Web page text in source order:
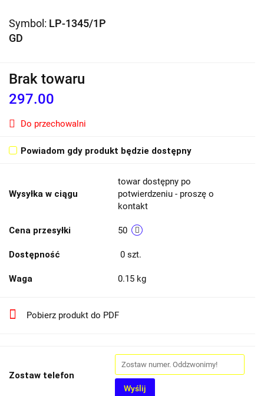
Symbol: LP-1345/1P
GD
Brak towaru
297.00
Do przechowalni
Powiadom gdy produkt będzie dostępny
Wysyłka w ciągu
towar dostępny po
potwierdzeniu - proszę o
kontakt
Cena przesyłki 50
Dostępność 0 szt.
Waga 0.15 kg
Pobierz produkt do PDF
Zostaw telefon
Wyślij